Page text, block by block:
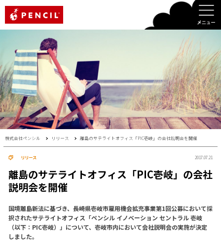
株式会社ペンシル リリース 離島のサテライトオフィス「PIC壱岐」の会社説明会を開催
リリース 2017.07.21
離島のサテライトオフィス「PIC壱岐」の会社
説明会を開催
国境離島新法に基づき、長崎県壱岐市雇用機会拡充事業第1回公募において採
択されたサテライトオフィス「ペンシル イノベーション セントラル 壱岐
（以下：PIC壱岐）」について、壱岐市内において会社説明会の実施が決定
しました。